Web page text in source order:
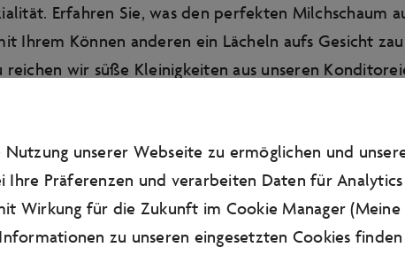
Erfahren Sie, was den perfekten Milchschaum
Ihrem Können anderen ein Lächeln aufs Gesicht
reichen wir süße Kleinigkeiten aus unseren
unserer Webseite zu ermöglichen und
Präferenzen und verarbeiten Daten für Analytics
Wirkung für die Zukunft im Cookie Manager
zu unseren eingesetzten Cookies